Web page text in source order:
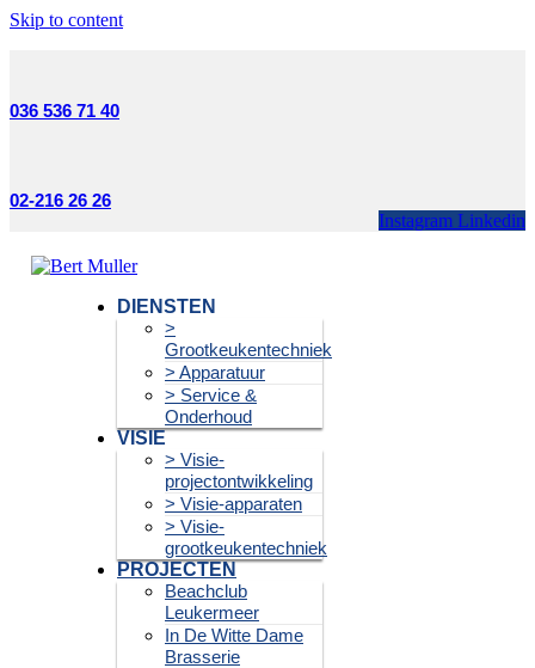
Skip to content
036 536 71 40
02-216 26 26
Instagram Linkedin
DIENSTEN
>
Grootkeukentechniek
> Apparatuur
> Service &
Onderhoud
VISIE
> Visie-
projectontwikkeling
> Visie-apparaten
> Visie-
grootkeukentechniek
PROJECTEN
Beachclub
Leukermeer
In De Witte Dame
Brasserie